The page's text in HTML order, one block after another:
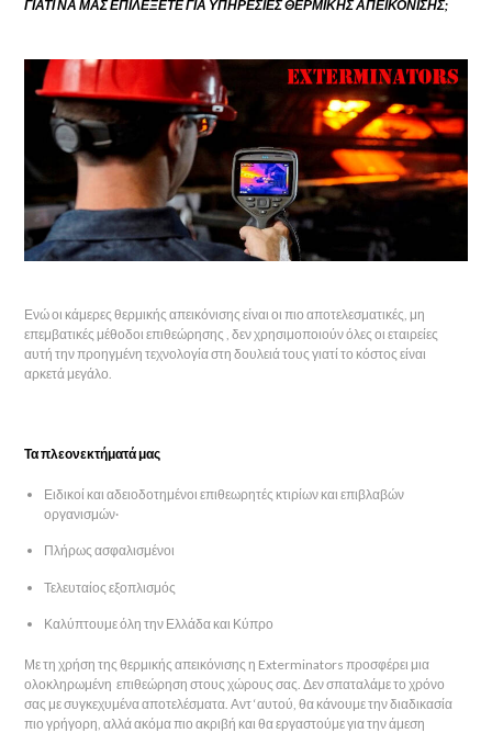
ΓΙΑΤΙ ΝΑ ΜΑΣ ΕΠΙΛΕΞΕΤΕ ΓΙΑ ΥΠΗΡΕΣΙΕΣ ΘΕΡΜΙΚΗΣ ΑΠΕΙΚΟΝΙΣΗΣ;
Ενώ οι κάμερες θερμικής απεικόνισης είναι οι πιο αποτελεσματικές, μη
επεμβατικές μέθοδοι επιθεώρησης , δεν χρησιμοποιούν όλες οι εταιρείες
αυτή την προηγμένη τεχνολογία στη δουλειά τους γιατί το κόστος είναι
αρκετά μεγάλο.
Τα πλεονεκτήματά μας
Ειδικοί και αδειοδοτημένοι επιθεωρητές κτιρίων και επιβλαβών
οργανισμών·
Πλήρως ασφαλισμένοι
Τελευταίος εξοπλισμός
Καλύπτουμε όλη την Ελλάδα και Κύπρο
Με τη χρήση της θερμικής απεικόνισης η Exterminators προσφέρει μια
ολοκληρωμένη επιθεώρηση στους χώρους σας. Δεν σπαταλάμε το χρόνο
σας με συγκεχυμένα αποτελέσματα. Αντ ‘αυτού, θα κάνουμε την διαδικασία
πιο γρήγορη, αλλά ακόμα πιο ακριβή και θα εργαστούμε για την άμεση